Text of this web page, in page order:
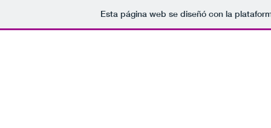
Esta página web se diseñó con la